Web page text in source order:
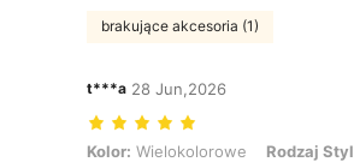
brakujące akcesoria (1)
t***a 28 Jun,2026
Kolor: Wielokolorowe, Rodzaj Stylu:
Kolor: Wielokolorowe Rodzaj